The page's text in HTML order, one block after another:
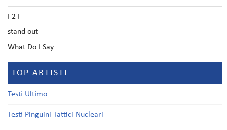
I 2 I
stand out
What Do I Say
TOP ARTISTI
Testi Ultimo
Testi Pinguini Tattici Nucleari